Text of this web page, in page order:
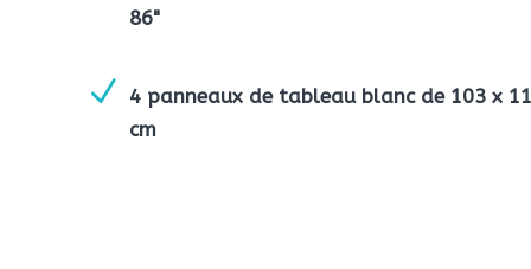
86"
N 4 panneaux de tableau blanc de 103 x
cm